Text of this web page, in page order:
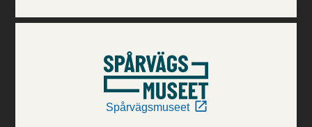
Spårvägsmuseet